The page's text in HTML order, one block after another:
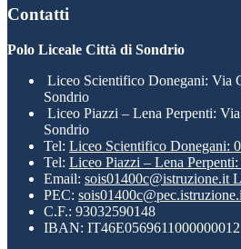
Contatti
Polo Liceale Città di Sondrio
Liceo Scientifico Donegani: Via
Sondrio
Liceo Piazzi – Lena Perpenti:
Sondrio
Tel: Liceo Scientifico Donegani:
Tel: Liceo Piazzi – Lena
Email: sois01400c@istruzione.it
PEC:
C.F.: 93032590148
IBAN: